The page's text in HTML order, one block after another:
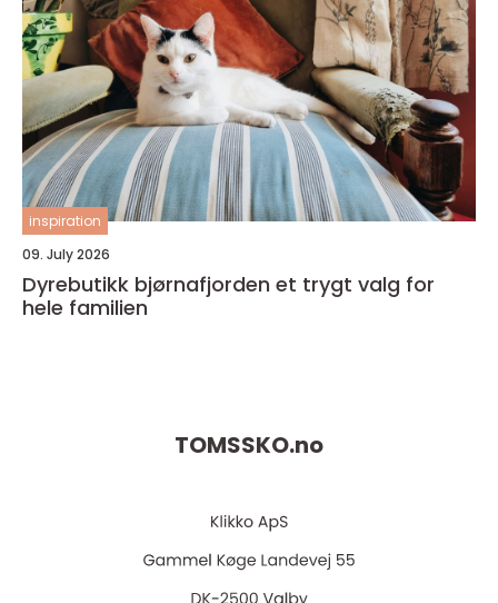
inspiration
09. July 2026
Dyrebutikk bjørnafjorden et trygt valg for
hele familien
TOMSSKO.no